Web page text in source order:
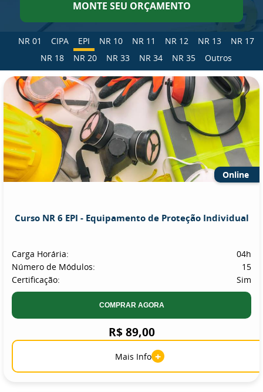
MONTE SEU ORÇAMENTO
NR 01 CIPA EPI NR 10 NR 11 NR 12 NR 13
NR 17
NR 18
NR 20 NR 33 NR 34 NR 35 Outros
Online
Curso NR 6 EPI - Equipamento de Proteção Individual
Carga Horária:
04h
Número de Módulos:
15
Certificação:
Sim
COMPRAR AGORA
R$ 89,00
Mais Info +